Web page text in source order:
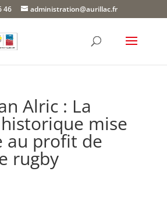
46 administration@aurillac.fr
Alric : La
mise
au profit de
rugby